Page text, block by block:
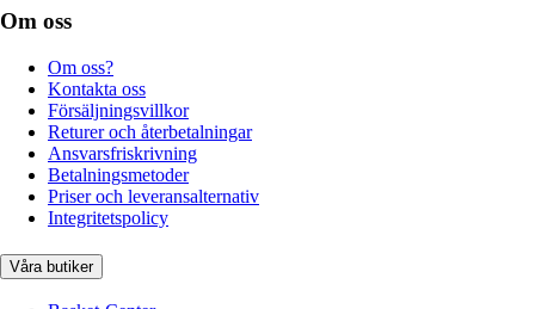
Om oss
Om oss?
Kontakta oss
Försäljningsvillkor
Returer och återbetalningar
Ansvarsfriskrivning
Betalningsmetoder
Priser och leveransalternativ
Integritetspolicy
Våra butiker